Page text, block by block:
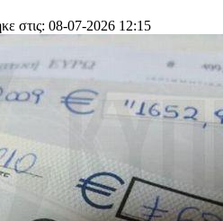
στις: 08-07-2026 12:15